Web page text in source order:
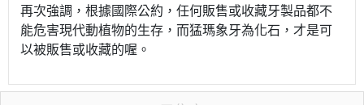
再次強調，根據國際公約，任何販售或收藏牙製品都不
能危害現代動植物的生存，而猛瑪象牙為化石，才是可
以被販售或收藏的喔。